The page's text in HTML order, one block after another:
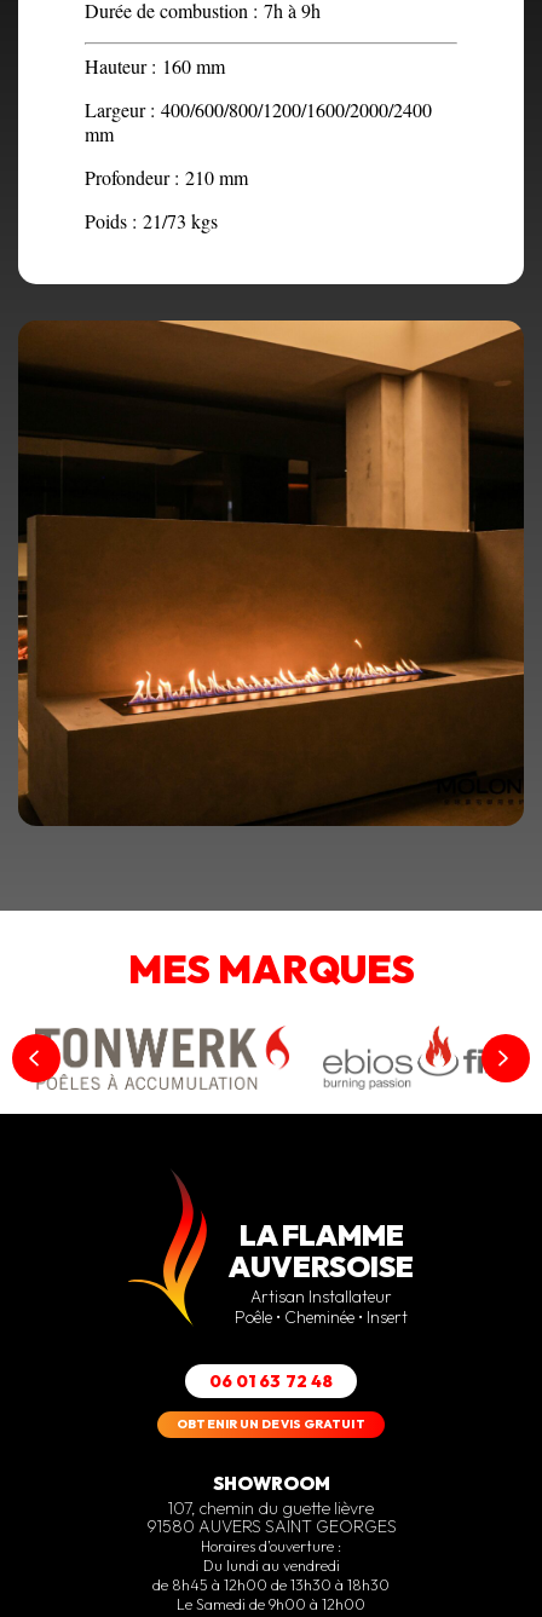
Durée de combustion : 7h à 9h
Hauteur : 160 mm
Largeur : 400/600/800/1200/1600/2000/2400
mm
Profondeur : 210 mm
Poids : 21/73 kgs
MES MARQUES
LA FLAMME
AUVERSOISE
Artisan Installateur
Poêle • Cheminée • Insert
SHOWROOM
107, chemin du guette lièvre
91580 AUVERS SAINT GEORGES
Horaires d’ouverture :
Du lundi au vendredi
de 8h45 à 12h00 de 13h30 à 18h30
Le Samedi de 9h00 à 12h00
06 01 63 72 48
OBTENIR UN DEVIS GRATUIT